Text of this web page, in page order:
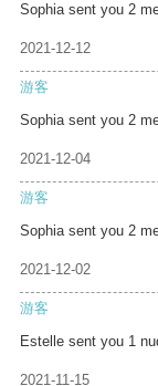
Sophia sent you 2
2021-12-12
游客
Sophia sent you 2
2021-12-04
游客
Sophia sent you 2
2021-12-02
游客
Estelle sent you 1
2021-11-15